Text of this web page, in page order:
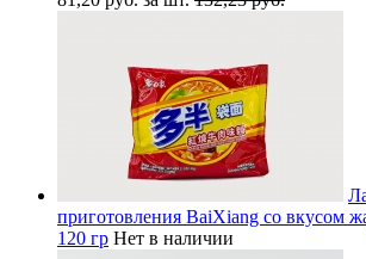
приготовления BaiXiang со вкусом
120 гр Нет в наличии